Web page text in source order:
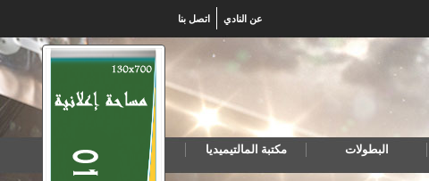
اتصل بنا عن النادي
البطولات مكتبة المالتيميديا